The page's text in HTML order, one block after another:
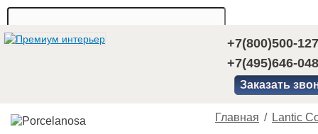
+7(800)500-
+7(495)646-
Заказать
Главная / Lantic